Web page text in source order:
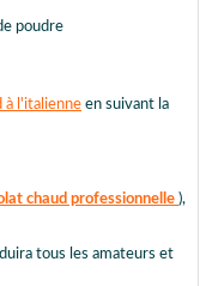
poudre
à l'italienne en suivant la
chaud professionnelle ),
tous les amateurs et